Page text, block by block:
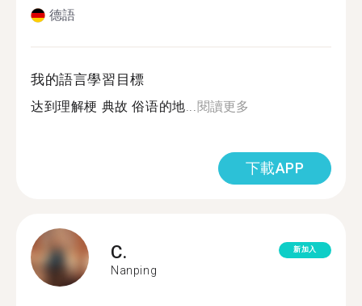
德語
我的語言學習目標
达到理解梗 典故 俗语的地...閱讀更多
下載APP
C.
Nanping
新加入